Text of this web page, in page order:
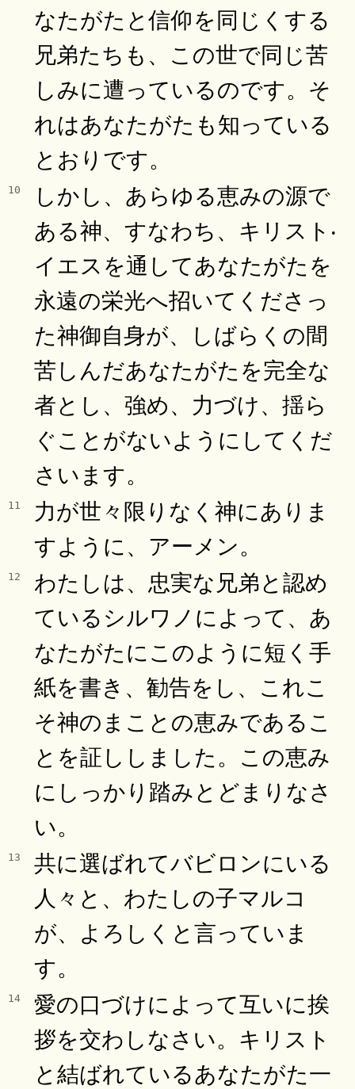
なたがたと信仰を同じくする
兄弟たちも、この世で同じ苦
しみに遭っているのです。そ
れはあなたがたも知っている
とおりです。
10
しかし、あらゆる恵みの源で
ある神、すなわち、キリスト‧
イエスを通してあなたがたを
永遠の栄光へ招いてくださっ
た神御自身が、しばらくの間
苦しんだあなたがたを完全な
者とし、強め、力づけ、揺ら
ぐことがないようにしてくだ
さいます。
11
力が世々限りなく神にありま
すように、アーメン。
12
わたしは、忠実な兄弟と認め
ているシルワノによって、あ
なたがたにこのように短く手
紙を書き、勧告をし、これこ
そ神のまことの恵みであるこ
とを証ししました。この恵み
にしっかり踏みとどまりなさ
い。
13
共に選ばれてバビロンにいる
人々と、わたしの子マルコ
が、よろしくと言っていま
す。
14
愛の口づけによって互いに挨
拶を交わしなさい。キリスト
と結ばれているあなたがた一